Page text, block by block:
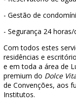
- Gestão de
- Segurança 24
Com todos estes
residências e
e em toda a área de
premium do Dolce
de Convenções, aos
Institutos.